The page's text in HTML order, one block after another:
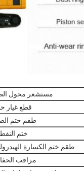
مستشعر محول
قطع غيار
طقم ختم
ختم النفط TC
طقم ختم الكسارة
مراقب